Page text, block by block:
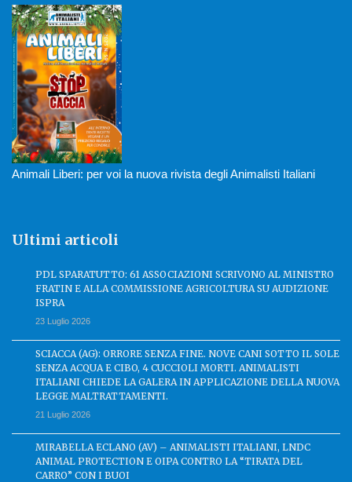
Animali Liberi: per voi la nuova rivista degli Animalisti Italiani
Ultimi articoli
PDL SPARATUTTO: 61 ASSOCIAZIONI SCRIVONO AL MINISTRO
FRATIN E ALLA COMMISSIONE AGRICOLTURA SU AUDIZIONE
ISPRA
23 Luglio 2026
SCIACCA (AG): ORRORE SENZA FINE. NOVE CANI SOTTO IL SOLE
SENZA ACQUA E CIBO, 4 CUCCIOLI MORTI. ANIMALISTI
ITALIANI CHIEDE LA GALERA IN APPLICAZIONE DELLA NUOVA
LEGGE MALTRATTAMENTI.
21 Luglio 2026
MIRABELLA ECLANO (AV) – ANIMALISTI ITALIANI, LNDC
ANIMAL PROTECTION E OIPA CONTRO LA “TIRATA DEL
CARRO” CON I BUOI